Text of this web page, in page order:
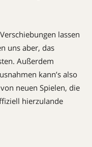
lassen
uns aber, das
Außerdem
kann’s also
neuen Spielen, die
hierzulande